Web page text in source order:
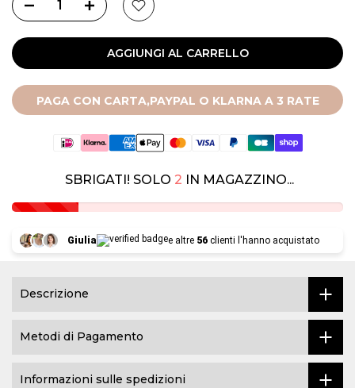
AGGIUNGI AL CARRELLO
PAGA CON CARTA,PAYPAL O KLARNA A 3 RATE
SBRIGATI! SOLO 2 IN MAGAZZINO...
Giulia e altre 56 clienti l'hanno acquistato
Descrizione
Metodi di Pagamento
Informazioni sulle spedizioni